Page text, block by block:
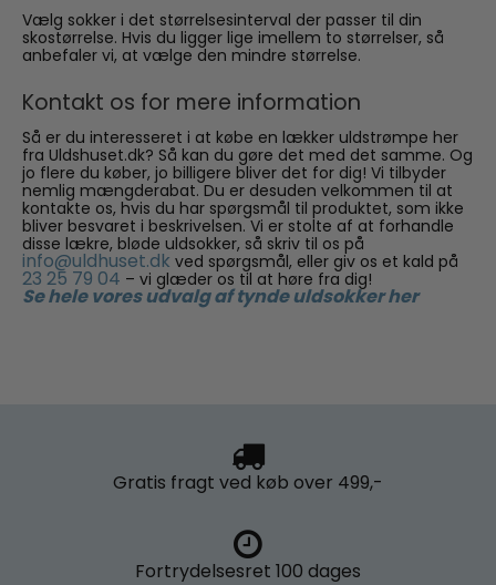
Vælg sokker i det størrelsesinterval der passer til din
skostørrelse. Hvis du ligger lige imellem to størrelser, så
anbefaler vi, at vælge den mindre størrelse.
Kontakt os for mere information
Så er du interesseret i at købe en lækker uldstrømpe her
fra Uldshuset.dk? Så kan du gøre det med det samme. Og
jo flere du køber, jo billigere bliver det for dig! Vi tilbyder
nemlig mængderabat. Du er desuden velkommen til at
kontakte os, hvis du har spørgsmål til produktet, som ikke
bliver besvaret i beskrivelsen. Vi er stolte af at forhandle
disse lækre, bløde uldsokker, så skriv til os på
info@uldhuset.dk ved spørgsmål, eller giv os et kald på
23 25 79 04 – vi glæder os til at høre fra dig!
Se hele vores udvalg af tynde uldsokker her
Gratis fragt ved køb over 499,-
Fortrydelsesret 100 dages